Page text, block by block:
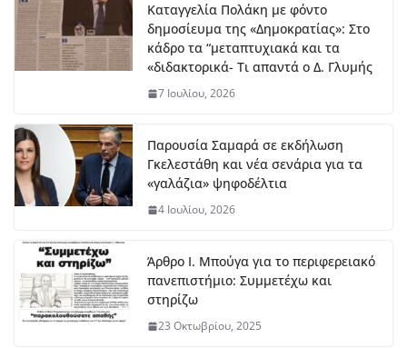
Καταγγελία Πολάκη με φόντο
δημοσίευμα της «Δημοκρατίας»: Στο
κάδρο τα “μεταπτυχιακά και τα
«διδακτορικά- Τι απαντά ο Δ. Γλυμής
7 Ιουλίου, 2026
Παρουσία Σαμαρά σε εκδήλωση
Γκελεστάθη και νέα σενάρια για τα
«γαλάζια» ψηφοδέλτια
4 Ιουλίου, 2026
Άρθρο Ι. Μπούγα για το περιφερειακό
πανεπιστήμιο: Συμμετέχω και
στηρίζω
23 Οκτωβρίου, 2025